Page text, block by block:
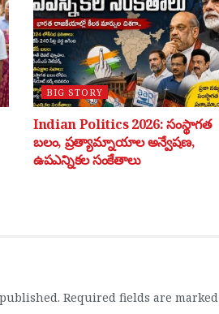
BIG STORY
Indian Politics 2026: సంస్థాగత
బలం, ప్రత్యామ్నాయాల అన్వేషణ,
ఉపఎన్నికల సంకేతాలు
Required fields are marked